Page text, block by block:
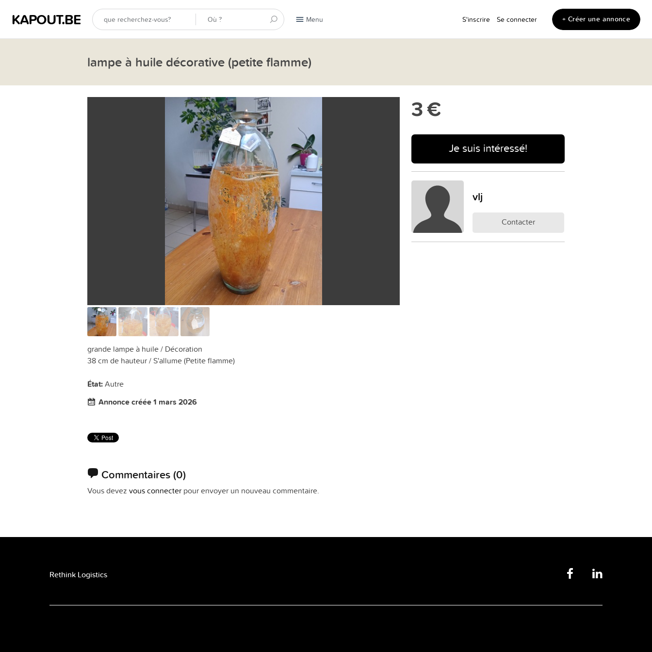
KAPOUT.BE Menu S'inscrire Se connecter + Créer une annonce
lampe à huile décorative (petite flamme)
grande lampe à huile / Décoration
38 cm de hauteur / S'allume (Petite flamme)
État:Autre
Annonce créée 1 mars 2026
Commentaires (0)
Vous devez vous connecter pour envoyer un nouveau commentaire.
3 €
Je suis intéressé!
vlj
Contacter
Rethink Logistics